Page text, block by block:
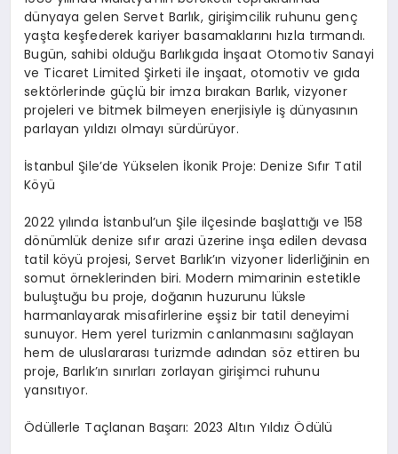
dünyaya gelen Servet Barlık, girişimcilik ruhunu genç
yaşta keşfederek kariyer basamaklarını hızla tırmandı.
Bugün, sahibi olduğu Barlıkgıda İnşaat Otomotiv Sanayi
ve Ticaret Limited Şirketi ile inşaat, otomotiv ve gıda
sektörlerinde güçlü bir imza bırakan Barlık, vizyoner
projeleri ve bitmek bilmeyen enerjisiyle iş dünyasının
parlayan yıldızı olmayı sürdürüyor.
İstanbul Şile’de Yükselen İkonik Proje: Denize Sıfır Tatil
Köyü
2022 yılında İstanbul’un Şile ilçesinde başlattığı ve 158
dönümlük denize sıfır arazi üzerine inşa edilen devasa
tatil köyü projesi, Servet Barlık’ın vizyoner liderliğinin en
somut örneklerinden biri. Modern mimarinin estetikle
buluştuğu bu proje, doğanın huzurunu lüksle
harmanlayarak misafirlerine eşsiz bir tatil deneyimi
sunuyor. Hem yerel turizmin canlanmasını sağlayan
hem de uluslararası turizmde adından söz ettiren bu
proje, Barlık’ın sınırları zorlayan girişimci ruhunu
yansıtıyor.
Ödüllerle Taçlanan Başarı: 2023 Altın Yıldız Ödülü